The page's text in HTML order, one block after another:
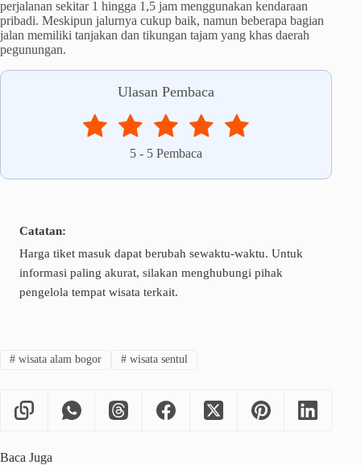
perjalanan sekitar 1 hingga 1,5 jam menggunakan kendaraan
pribadi. Meskipun jalurnya cukup baik, namun beberapa bagian
jalan memiliki tanjakan dan tikungan tajam yang khas daerah
pegunungan.
Ulasan Pembaca
5 - 5 Pembaca
Catatan:
Harga tiket masuk dapat berubah sewaktu-waktu. Untuk
informasi paling akurat, silakan menghubungi pihak
pengelola tempat wisata terkait.
#wisata alam bogor #wisata sentul
Baca Juga